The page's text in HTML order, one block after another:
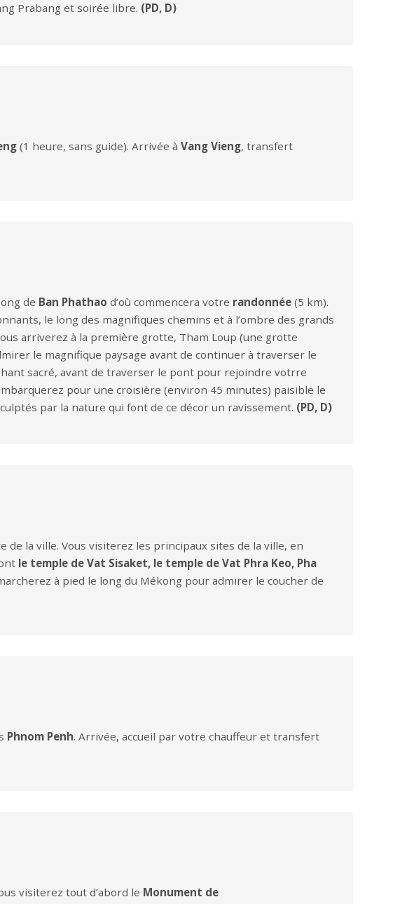
Prabang et soirée libre. (PD, D)
(1 heure, sans guide). Arrivée à Vang Vieng, transfert
de Ban Phathao d’où commencera votre randonnée (5 km).
le long des magnifiques chemins et à l’ombre des grands
arriverez à la première grotte, Tham Loup (une grotte
le magnifique paysage avant de continuer à traverser le
sacré, avant de traverser le pont pour rejoindre votrre
pour une croisière (environ 45 minutes) paisible le
par la nature qui font de ce décor un ravissement. (PD, D)
la ville. Vous visiterez les principaux sites de la ville, en
le temple de Vat Sisaket, le temple de Vat Phra Keo, Pha
à pied le long du Mékong pour admirer le coucher de
Phnom Penh. Arrivée, accueil par votre chauffeur et transfert
visiterez tout d’abord le Monument de